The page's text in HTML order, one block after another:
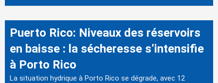
Puerto Rico: Niveaux des réservoirs
en baisse : la sécheresse s’intensifie
à Porto Rico
La situation hydrique à Porto Rico se dégrade, avec 12